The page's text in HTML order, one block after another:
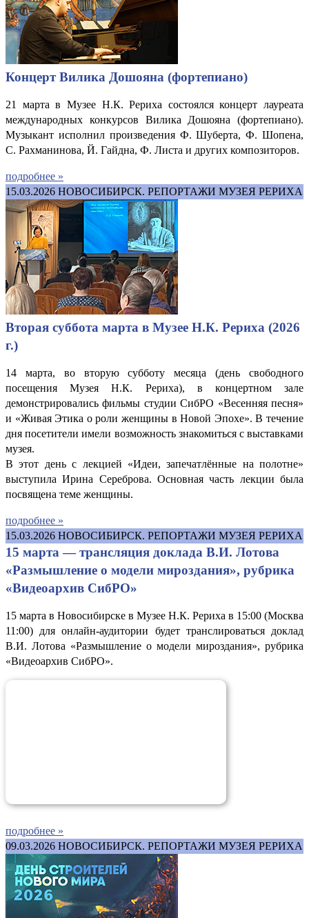
Концерт Вилика Дошояна (фортепиано)
21 марта в Музее Н.К. Рериха состоялся концерт лауреата
международных конкурсов Вилика Дошояна (фортепиано).
Музыкант исполнил произведения Ф. Шуберта, Ф. Шопена,
С. Рахманинова, Й. Гайдна, Ф. Листа и других композиторов.
подробнее »
15.03.2026 НОВОСИБИРСК. РЕПОРТАЖИ МУЗЕЯ РЕРИХА
Вторая суббота марта в Музее Н.К. Рериха (2026
г.)
14 марта, во вторую субботу месяца (день свободного
посещения Музея Н.К. Рериха), в концертном зале
демонстрировались фильмы студии СибРО «Весенняя песня»
и «Живая Этика о роли женщины в Новой Эпохе». В течение
дня посетители имели возможность знакомиться с выставками
музея.
В этот день с лекцией «Идеи, запечатлённые на полотне»
выступила Ирина Сереброва. Основная часть лекции была
посвящена теме женщины.
подробнее »
15.03.2026 НОВОСИБИРСК. РЕПОРТАЖИ МУЗЕЯ РЕРИХА
15 марта — трансляция доклада В.И. Лотова
«Размышление о модели мироздания», рубрика
«Видеоархив СибРО»
15 марта в Новосибирске в Музее Н.К. Рериха в 15:00 (Москва
11:00) для онлайн-аудитории будет транслироваться доклад
В.И. Лотова «Размышление о модели мироздания», рубрика
«Видеоархив СибРО».
подробнее »
09.03.2026 НОВОСИБИРСК. РЕПОРТАЖИ МУЗЕЯ РЕРИХА